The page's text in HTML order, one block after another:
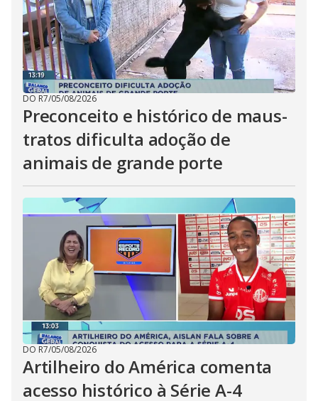
DO R7/05/08/2026
Preconceito e histórico de maus-
tratos dificulta adoção de
animais de grande porte
DO R7/05/08/2026
Artilheiro do América comenta
acesso histórico à Série A-4